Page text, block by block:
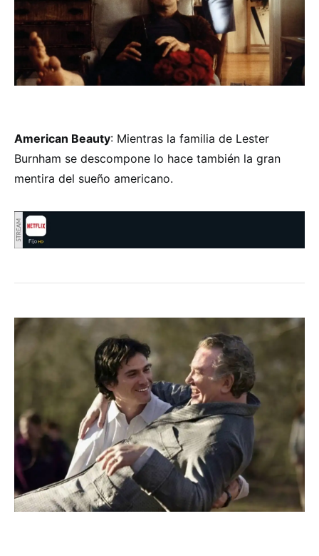
American Beauty: Mientras la familia de Lester
Burnham se descompone lo hace también la gran
mentira del sueño americano.